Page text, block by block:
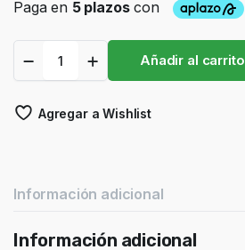
Coq
Hombre
Añadir al carrito
Agregar a Wishlist
Información adicional
Información adicional